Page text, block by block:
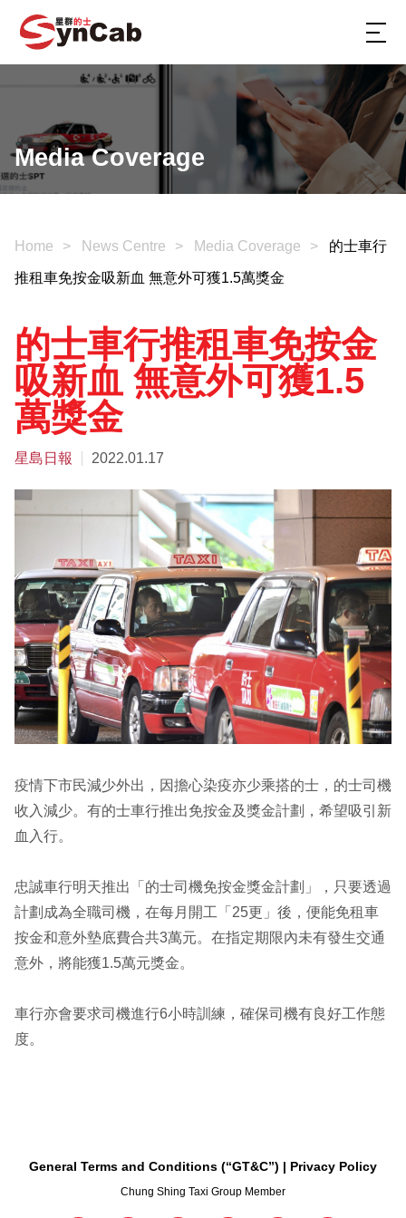
Media Coverage
Home News Centre Media Coverage 的士車行
推租車免按金吸新血 無意外可獲1.5萬獎金
的士車行推租車免按金
吸新血 無意外可獲1.5
萬獎金
星島日報 2022.01.17
疫情下市民減少外出，因擔心染疫亦少乘搭的士，的士司機
收入減少。有的士車行推出免按金及獎金計劃，希望吸引新
血入行。
忠誠車行明天推出「的士司機免按金獎金計劃」，只要透過
計劃成為全職司機，在每月開工「25更」後，便能免租車
按金和意外墊底費合共3萬元。在指定期限內未有發生交通
意外，將能獲1.5萬元獎金。
車行亦會要求司機進行6小時訓練，確保司機有良好工作態
度。
General Terms and Conditions (“GT&C”) Privacy Policy
Chung Shing Taxi Group Member